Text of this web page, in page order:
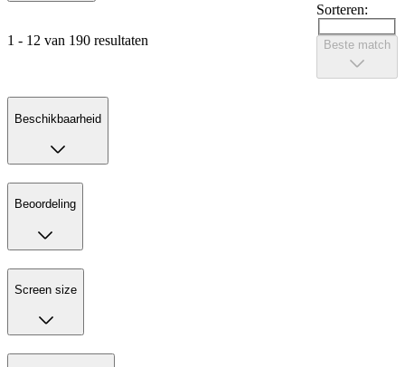
1 - 12 van 190 resultaten
Sorteren:
Beste match
Beschikbaarheid
Beoordeling
Screen size